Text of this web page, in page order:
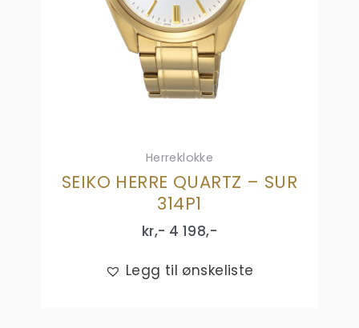
Herreklokke
SEIKO HERRE QUARTZ – SUR
314P1
kr,- 4 198,-
Legg til ønskeliste